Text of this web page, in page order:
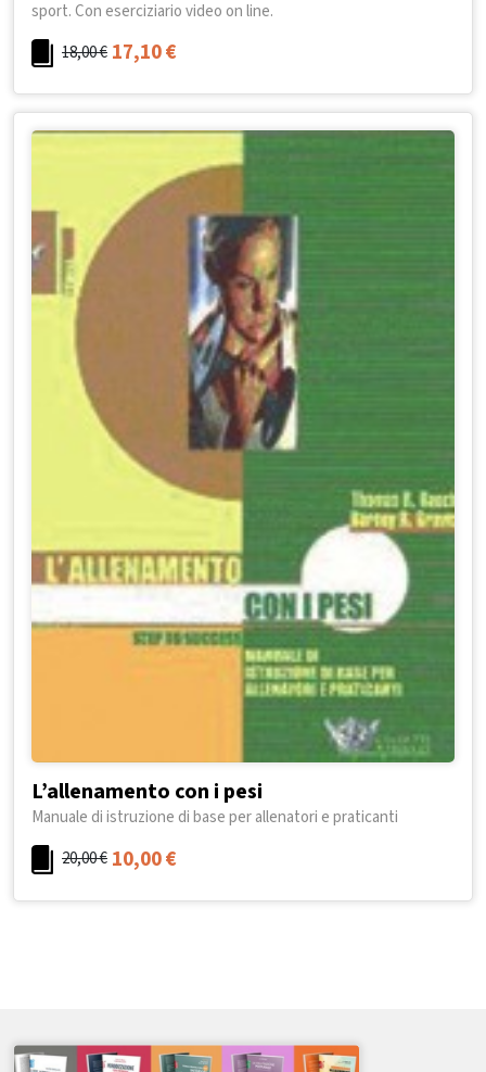
sport. Con eserciziario video on line.
18,00€ 17,10€
L’allenamento con i pesi
Manuale di istruzione di base per allenatori e praticanti
20,00€ 10,00€